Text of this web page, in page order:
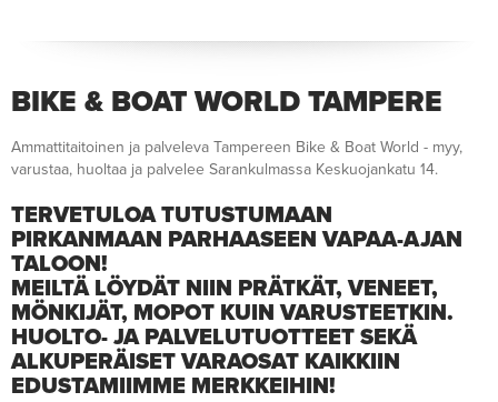
BIKE & BOAT WORLD TAMPERE
Ammattitaitoinen ja palveleva Tampereen Bike & Boat World - myy,
varustaa, huoltaa ja palvelee Sarankulmassa Keskuojankatu 14.
TERVETULOA TUTUSTUMAAN
PIRKANMAAN PARHAASEEN VAPAA-AJAN
TALOON!
MEILTÄ LÖYDÄT NIIN PRÄTKÄT, VENEET,
MÖNKIJÄT, MOPOT KUIN VARUSTEETKIN.
HUOLTO- JA PALVELUTUOTTEET SEKÄ
ALKUPERÄISET VARAOSAT KAIKKIIN
EDUSTAMIIMME MERKKEIHIN!